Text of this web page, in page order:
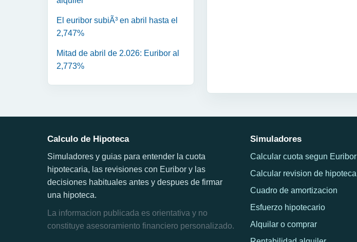
El euribor subiÃ³ en abril hasta el
2,747%
Mitad de abril de 2.026: Euribor al
2,773%
Calculo de Hipoteca
Simuladores y guias para entender la cuota
hipotecaria, las revisiones con Euribor y las
decisiones habituales antes y despues de firmar
una hipoteca.
La informacion publicada es orientativa y no
constituye asesoramiento financiero personalizado.
Simuladores
Calcular cuota segun Euribor
Calcular revision de hipoteca
Cuadro de amortizacion
Esfuerzo hipotecario
Alquilar o comprar